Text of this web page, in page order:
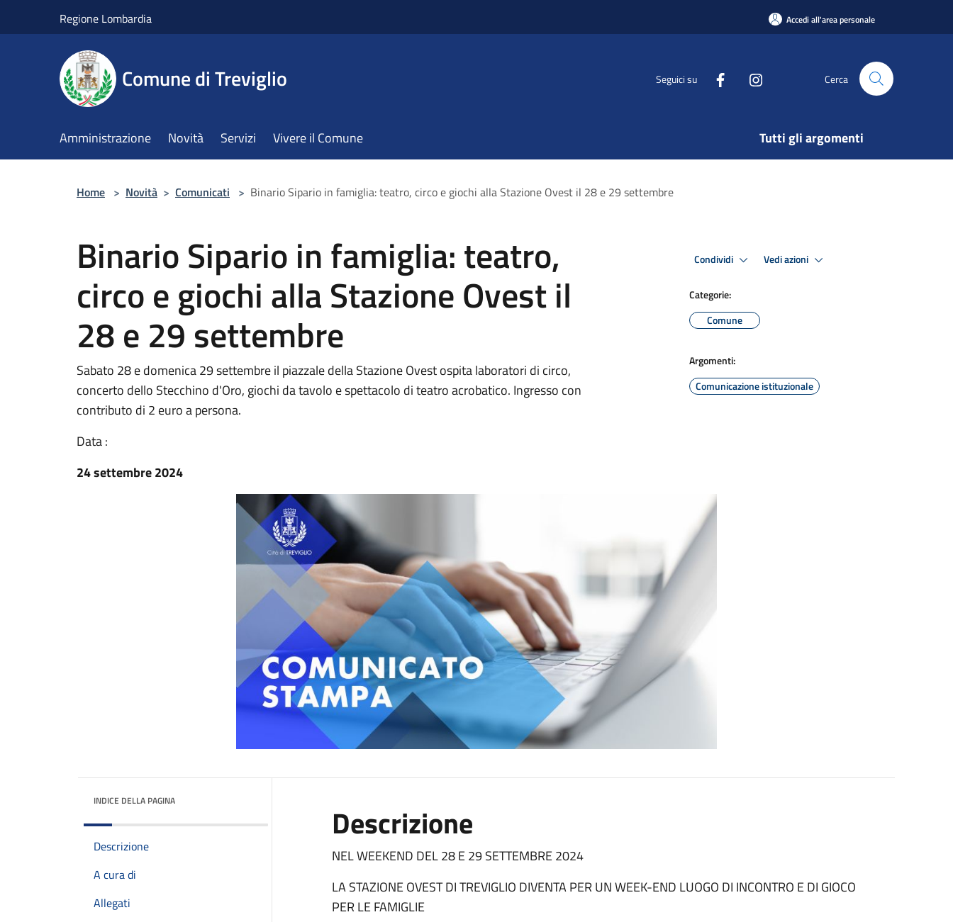
Regione Lombardia Accedi all'area personale
Comune di Treviglio Seguici su Cerca
Amministrazione Novità Servizi Vivere il Comune Tutti gli argomenti
Home > Novità > Comunicati > Binario Sipario in famiglia: teatro, circo e giochi alla Stazione Ovest il 28 e 29 settembre
Binario Sipario in famiglia: teatro,
circo e giochi alla Stazione Ovest il
28 e 29 settembre
Sabato 28 e domenica 29 settembre il piazzale della Stazione Ovest ospita laboratori di circo,
concerto dello Stecchino d'Oro, giochi da tavolo e spettacolo di teatro acrobatico. Ingresso con
contributo di 2 euro a persona.
Data :
24 settembre 2024
Condividi Vedi azioni
Categorie:
Comune
Argomenti:
Comunicazione istituzionale
INDICE DELLA PAGINA
Descrizione
A cura di
Allegati
Descrizione
NEL WEEKEND DEL 28 E 29 SETTEMBRE 2024
LA STAZIONE OVEST DI TREVIGLIO DIVENTA PER UN WEEK-END LUOGO DI INCONTRO E DI GIOCO
PER LE FAMIGLIE